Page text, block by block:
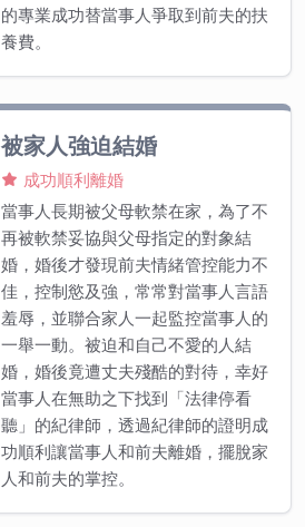
的專業成功替當事人爭取到前夫的扶
養費。
被家人強迫結婚
成功順利離婚
當事人長期被父母軟禁在家，為了不
再被軟禁妥協與父母指定的對象結
婚，婚後才發現前夫情緒管控能力不
佳，控制慾及強，常常對當事人言語
羞辱，並聯合家人一起監控當事人的
一舉一動。被迫和自己不愛的人結
婚，婚後竟遭丈夫殘酷的對待，幸好
當事人在無助之下找到「法律停看
聽」的紀律師，透過紀律師的證明成
功順利讓當事人和前夫離婚，擺脫家
人和前夫的掌控。